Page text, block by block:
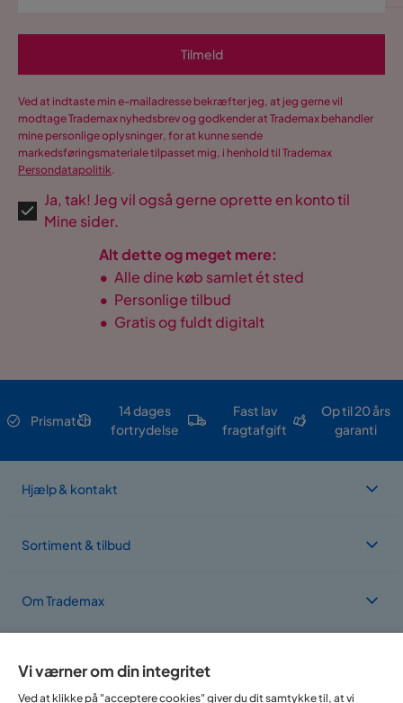
Tilmeld
Ved at indtaste min e-mailadresse bekræfter jeg, at jeg gerne vil
modtage Trademax nyhedsbrev og godkender at Trademax behandler
mine personlige oplysninger, for at kunne sende
markedsføringsmateriale tilpasset mig, i henhold til Trademax
Persondatapolitik.
Ja, tak! Jeg vil også gerne oprette en konto til
Mine sider.
Alt dette og meget mere:
• Alle dine køb samlet ét sted
• Personlige tilbud
• Gratis og fuldt digitalt
Prismatch
14 dages
fortrydelse
Fast lav
fragtafgift
Op til 20 års
garanti
Hjælp & kontakt
Sortiment & tilbud
Om Trademax
Vi findes i flere forskellige lande
Vi værner om din integritet
Ved at klikke på "acceptere cookies" giver du dit samtykke til, at vi